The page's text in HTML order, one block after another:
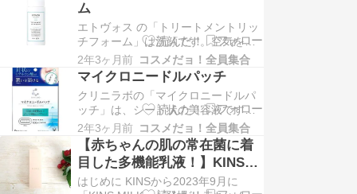
のスキンケアのうち、エイジングケ
アに特化したのがＬ＆Ｗシリーズで
す。 低刺激処方なのにハリケア、美
白ケアできて…
ム
エトヴォス の「トリートメントリッ
チフォーム」は洗顔です。空気をふ
くんだふわふわの泡が出てくるの
で、泡立てる必要がありません。エ
トヴォス の「トリートメントリッチ
フォーム」は肌にとても優しい処方
になっているのが特徴です。ブラン
ドの思想そのままに敏感肌の方のた
めに作られているので、…
2年3ヶ月前 コスメだョ！全員集合
マイクロニードルパッチ
クリニラボの「マイクロニードルパ
ッチ」は、シート状の美容液です。
「マイクロニードルパッチ」は、ヒ
アルロン酸を針状に固めたシート状
のアイテムで、目元や口元など年齢
が現れやすい部位に貼り付けること
でたるみや乾燥へアプローチしま
2年3ヶ月前 コスメだョ！全員集合
【赤ちゃんの肌の常在菌に着
目した多機能乳液！】KINSの
「KINS MILK」をレビュー！
はじめに KINSから2023年9月に